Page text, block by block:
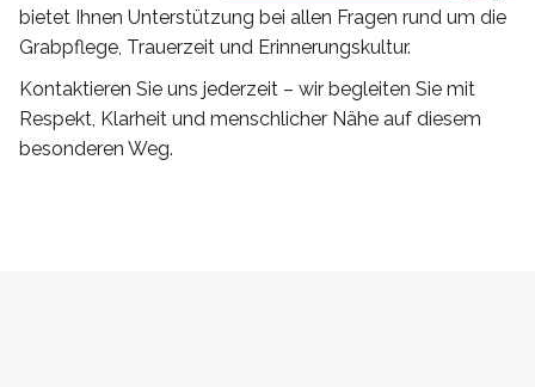
bietet Ihnen Unterstützung bei allen Fragen rund um die
Grabpflege, Trauerzeit und Erinnerungskultur.
Kontaktieren Sie uns jederzeit – wir begleiten Sie mit
Respekt, Klarheit und menschlicher Nähe auf diesem
besonderen Weg.